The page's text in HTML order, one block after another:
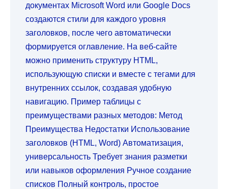
документах Microsoft Word или Google Docs
создаются стили для каждого уровня
заголовков, после чего автоматически
формируется оглавление. На веб-сайте
можно применить структуру HTML,
использующую списки и вместе с тегами для
внутренних ссылок, создавая удобную
навигацию. Пример таблицы с
преимуществами разных методов: Метод
Преимущества Недостатки Использование
заголовков (HTML, Word) Автоматизация,
универсальность Требует знания разметки
или навыков оформления Ручное создание
списков Полный контроль, простое